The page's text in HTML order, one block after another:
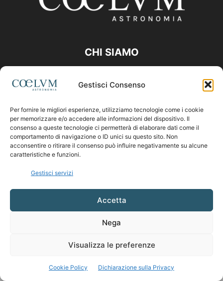
Gestisci Consenso
Per fornire le migliori esperienze, utilizziamo tecnologie come i cookie
per memorizzare e/o accedere alle informazioni del dispositivo. Il
consenso a queste tecnologie ci permetterà di elaborare dati come il
comportamento di navigazione o ID unici su questo sito. Non
acconsentire o ritirare il consenso può influire negativamente su alcune
caratteristiche e funzioni.
Gestisci servizi
Accetta
Nega
Visualizza le preferenze
Cookie Policy Dichiarazione sulla Privacy
CHI SIAMO
Contattaci:coelumastro@coelum.com
SEGUICI